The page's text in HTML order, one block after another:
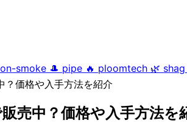
smoke 🎩 pipe 🔥 ploomtech 🌿 shag
価格や入手方法を紹介
売中？価格や入手方法を